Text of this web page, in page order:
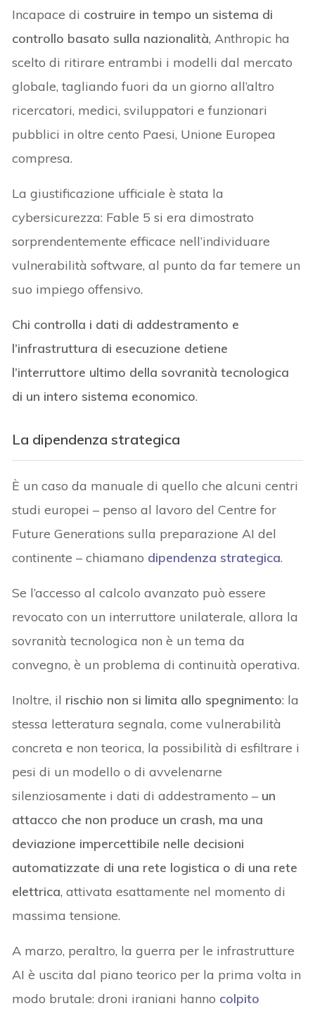
Incapace di costruire in tempo un sistema di
controllo basato sulla nazionalità, Anthropic ha
scelto di ritirare entrambi i modelli dal mercato
globale, tagliando fuori da un giorno all’altro
ricercatori, medici, sviluppatori e funzionari
pubblici in oltre cento Paesi, Unione Europea
compresa.
La giustificazione ufficiale è stata la
cybersicurezza: Fable 5 si era dimostrato
sorprendentemente efficace nell’individuare
vulnerabilità software, al punto da far temere un
suo impiego offensivo.
Chi controlla i dati di addestramento e
l’infrastruttura di esecuzione detiene
l’interruttore ultimo della sovranità tecnologica
di un intero sistema economico.
La dipendenza strategica
È un caso da manuale di quello che alcuni centri
studi europei – penso al lavoro del Centre for
Future Generations sulla preparazione AI del
continente – chiamano dipendenza strategica.
Se l’accesso al calcolo avanzato può essere
revocato con un interruttore unilaterale, allora la
sovranità tecnologica non è un tema da
convegno, è un problema di continuità operativa.
Inoltre, il rischio non si limita allo spegnimento: la
stessa letteratura segnala, come vulnerabilità
concreta e non teorica, la possibilità di esfiltrare i
pesi di un modello o di avvelenarne
silenziosamente i dati di addestramento – un
attacco che non produce un crash, ma una
deviazione impercettibile nelle decisioni
automatizzate di una rete logistica o di una rete
elettrica, attivata esattamente nel momento di
massima tensione.
A marzo, peraltro, la guerra per le infrastrutture
AI è uscita dal piano teorico per la prima volta in
modo brutale: droni iraniani hanno colpito